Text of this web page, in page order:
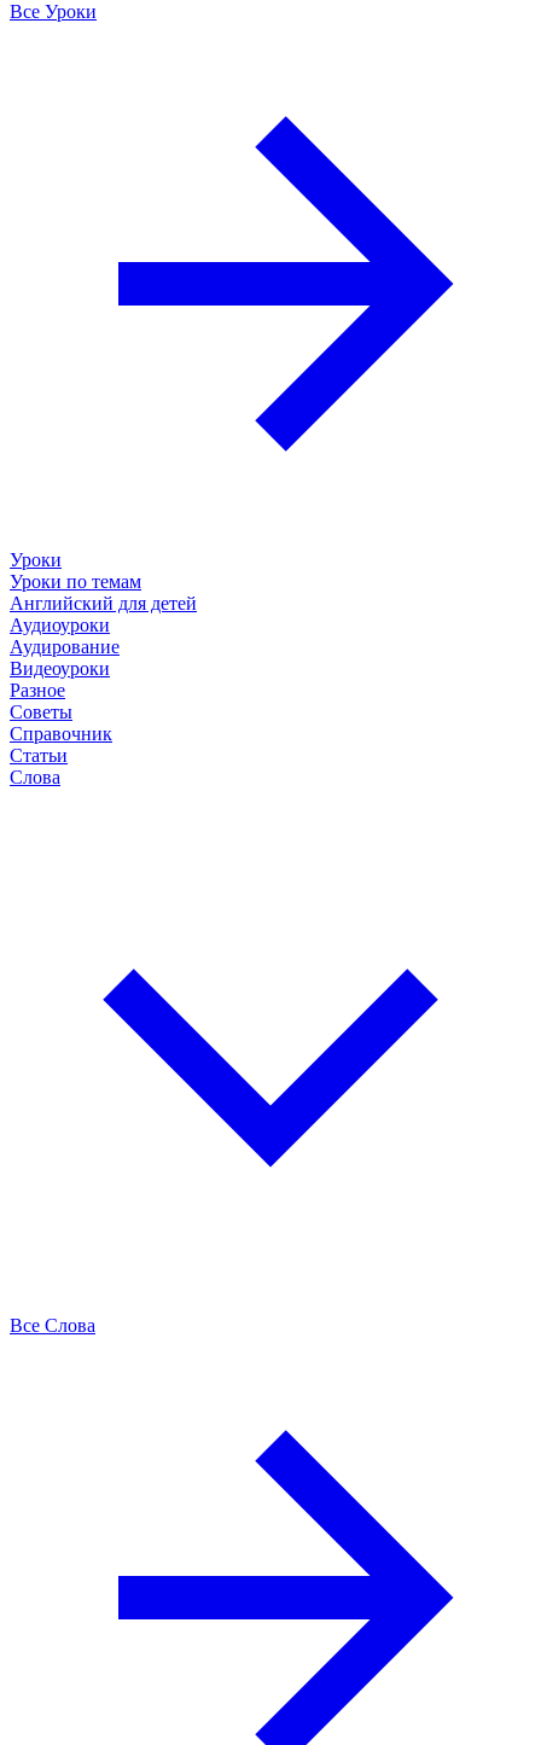
Все Уроки
Уроки
Уроки по темам
Английский для детей
Аудиоуроки
Аудирование
Видеоуроки
Разное
Советы
Справочник
Статьи
Слова
Все Слова